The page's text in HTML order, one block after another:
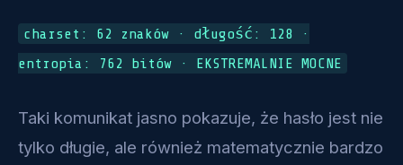
charset: 62 znaków · długość: 128 ·
entropia: 762 bitów · EKSTREMALNIE MOCNE
Taki komunikat jasno pokazuje, że hasło jest nie
tylko długie, ale również matematycznie bardzo